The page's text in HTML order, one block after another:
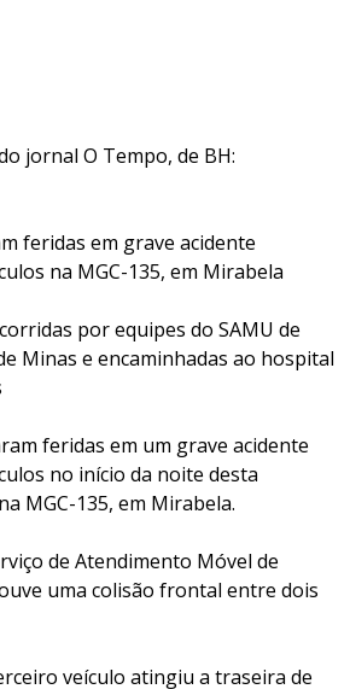
jornal O Tempo, de BH:
feridas em grave acidente
na MGC-135, em Mirabela
por equipes do SAMU de
Minas e encaminhadas ao hospital
feridas em um grave acidente
no início da noite desta
MGC-135, em Mirabela.
de Atendimento Móvel de
uma colisão frontal entre dois
veículo atingiu a traseira de